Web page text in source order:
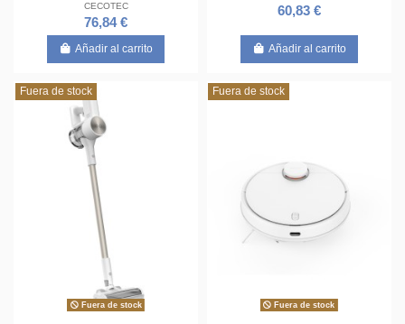
CECOTEC
76,84 €
Añadir al carrito
60,83 €
Añadir al carrito
Fuera de stock
Fuera de stock
Fuera de stock
Fuera de stock